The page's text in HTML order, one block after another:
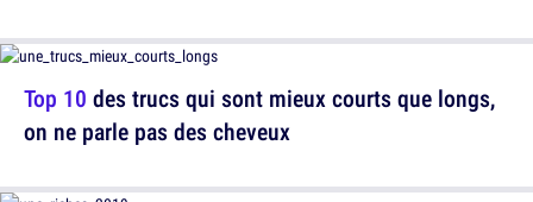
Top 10 des trucs qui sont mieux courts que longs,
on ne parle pas des cheveux